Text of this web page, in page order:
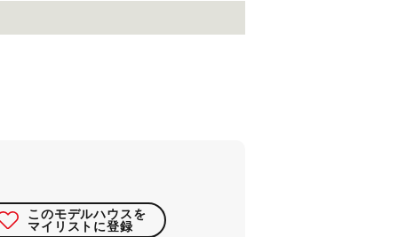
このモデルハウスを
マイリストに登録